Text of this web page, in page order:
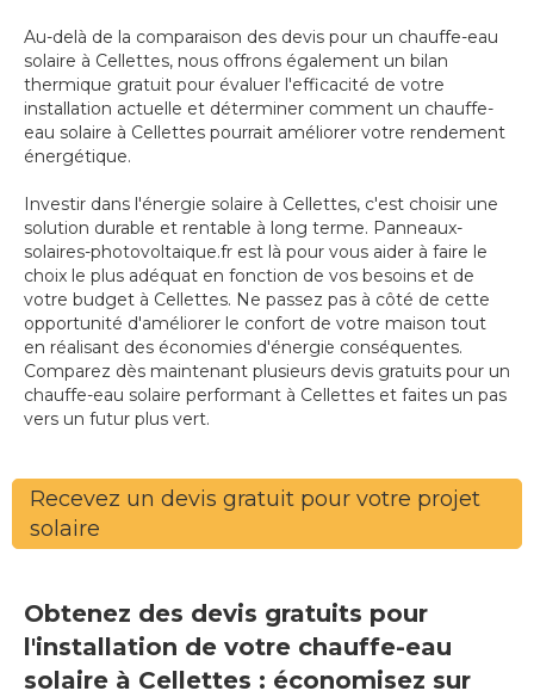
Au-delà de la comparaison des devis pour un chauffe-eau
solaire à Cellettes, nous offrons également un bilan
thermique gratuit pour évaluer l'efficacité de votre
installation actuelle et déterminer comment un chauffe-
eau solaire à Cellettes pourrait améliorer votre rendement
énergétique.
Investir dans l'énergie solaire à Cellettes, c'est choisir une
solution durable et rentable à long terme. Panneaux-
solaires-photovoltaique.fr est là pour vous aider à faire le
choix le plus adéquat en fonction de vos besoins et de
votre budget à Cellettes. Ne passez pas à côté de cette
opportunité d'améliorer le confort de votre maison tout
en réalisant des économies d'énergie conséquentes.
Comparez dès maintenant plusieurs devis gratuits pour un
chauffe-eau solaire performant à Cellettes et faites un pas
vers un futur plus vert.
Recevez un devis gratuit pour votre projet
solaire
Obtenez des devis gratuits pour
l'installation de votre chauffe-eau
solaire à Cellettes : économisez sur